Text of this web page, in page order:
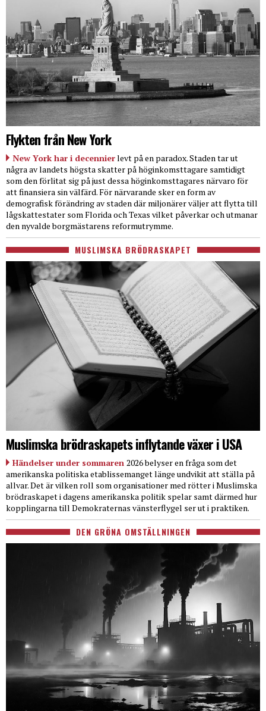
Flykten från New York
New York har i decennierlevt på en paradox. Staden tar ut
några av landets högsta skatter på höginkomsttagare samtidigt
som den förlitat sig på just dessa höginkomsttagares närvaro för
att finansiera sin välfärd. För närvarande sker en form av
demografisk förändring av staden där miljonärer väljer att flytta till
lågskattestater som Florida och Texas vilket påverkar och utmanar
den nyvalde borgmästarens reformutrymme.
MUSLIMSKA BRÖDRASKAPET
Muslimska brödraskapets inflytande växer i USA
Händelser under sommaren 2026 belyser en fråga som det
amerikanska politiska etablissemanget länge undvikit att ställa på
allvar. Det är vilken roll som organisationer med rötter i Muslimska
brödraskapet i dagens amerikanska politik spelar samt därmed hur
kopplingarna till Demokraternas vänsterflygel ser ut i praktiken.
DEN GRÖNA OMSTÄLLNINGEN